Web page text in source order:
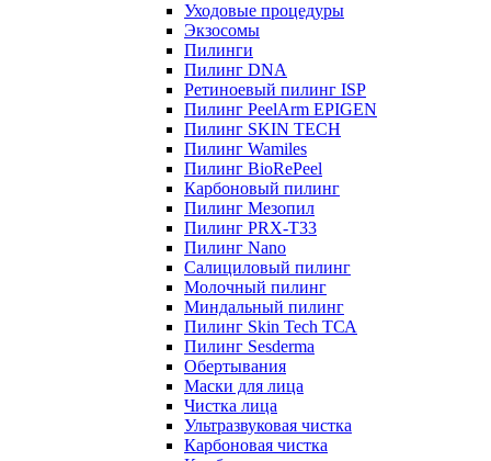
Уходовые процедуры
Экзосомы
Пилинги
Пилинг DNA
Ретиноевый пилинг ISP
Пилинг PeelArm EPIGEN
Пилинг SKIN TECH
Пилинг Wamiles
Пилинг BioRePeel
Карбоновый пилинг
Пилинг Мезопил
Пилинг PRX-T33
Пилинг Nano
Салициловый пилинг
Молочный пилинг
Миндальный пилинг
Пилинг Skin Tech ТСА
Пилинг Sesderma
Обертывания
Маски для лица
Чистка лица
Ультразвуковая чистка
Карбоновая чистка